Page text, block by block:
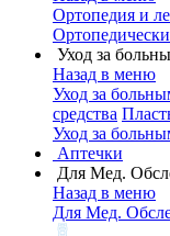
Ортопедия и
Уход за
Назад в меню
Уход за
средства
Уход за
Аптечки
Для Мед.
Назад в меню
Для Мед.